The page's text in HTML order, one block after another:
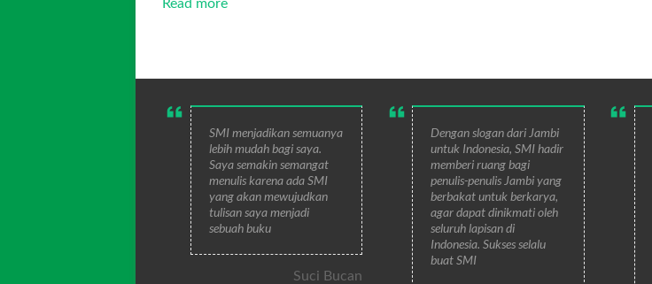
Read more
SMI menjadikan semuanya
lebih mudah bagi saya.
Saya semakin semangat
menulis karena ada SMI
yang akan mewujudkan
tulisan saya menjadi
sebuah buku
Suci Bucan
Dengan slogan dari Jambi
untuk Indonesia, SMI hadir
memberi ruang bagi
penulis-penulis Jambi yang
berbakat untuk berkarya,
agar dapat dinikmati oleh
seluruh lapisan di
Indonesia. Sukses selalu
buat SMI